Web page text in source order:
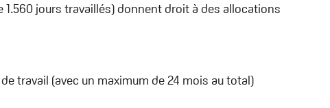
1.560 jours travaillés) donnent droit à des allocations
travail (avec un maximum de 24 mois au total)